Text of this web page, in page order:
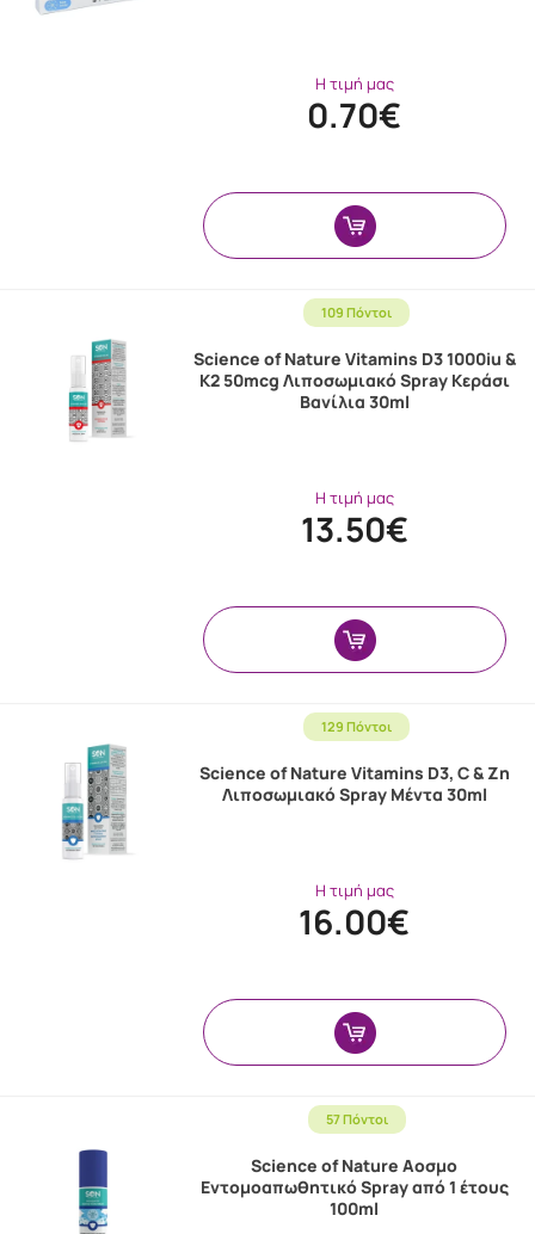
Η τιμή μας
0.70€
109 Πόντοι
Science of Nature Vitamins D3 1000iu &
K2 50mcg Λιποσωμιακό Spray Κεράσι
Βανίλια 30ml
Η τιμή μας
13.50€
129 Πόντοι
Science of Nature Vitamins D3, C & Zn
Λιποσωμιακό Spray Μέντα 30ml
Η τιμή μας
16.00€
57 Πόντοι
Science of Nature Αοσμο
Εντομοαπωθητικό Spray από 1 έτους
100ml